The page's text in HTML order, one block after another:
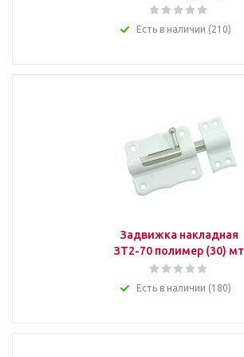
Есть в наличии (210)
Задвижка накладная
ЗТ2-70 полимер (30) мт
Есть в наличии (180)